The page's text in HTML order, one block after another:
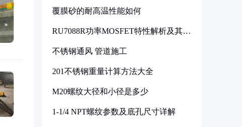
覆膜砂的耐高温性能如何
RU7088R功率MOSFET特性解析及其在
不锈钢通风 管道施工
201不锈钢重量计算方法大全
M20螺纹大径和小径是多少
1-1/4 NPT螺纹参数及底孔尺寸详解